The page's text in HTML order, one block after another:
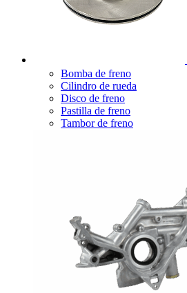
Bomba de freno
Cilindro de rueda
Disco de freno
Pastilla de freno
Tambor de freno